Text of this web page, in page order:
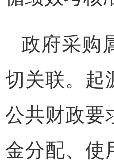
政府采购
切关联。起
公共财政要
金分配、使